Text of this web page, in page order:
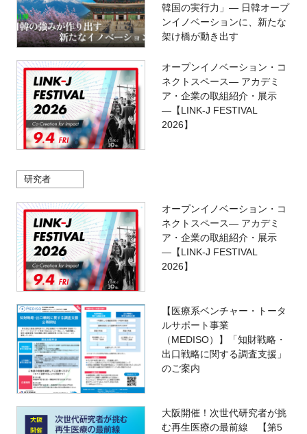
韓国の実行力」― 日韓オープ
ンイノベーションに、新たな
架け橋が動き出す
オープンイノベーション・コ
ネクトスペース― アカデミ
ア・企業の取組紹介・展示
―【LINK-J FESTIVAL
2026】
研究者
オープンイノベーション・コ
ネクトスペース― アカデミ
ア・企業の取組紹介・展示
―【LINK-J FESTIVAL
2026】
【医療系ベンチャー・トータ
ルサポート事業
（MEDISO）】「知財戦略・
出口戦略に関する調査支援」
のご案内
大阪開催！次世代研究者が挑
む再生医療の最前線 【第5